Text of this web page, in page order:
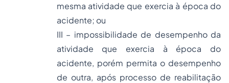
mesma atividade que exercia à época do
acidente; ou
III – impossibilidade de desempenho da
atividade que exercia à época do
acidente, porém permita o desempenho
de outra, após processo de reabilitação